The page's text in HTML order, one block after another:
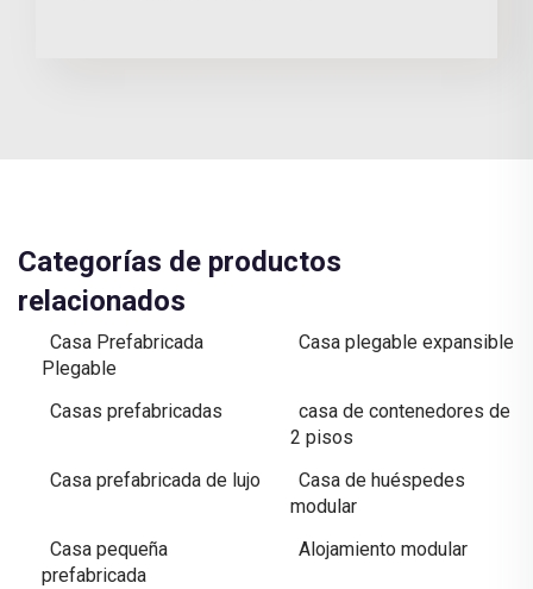
Categorías de productos
relacionados
Casa Prefabricada
Plegable
Casa plegable expansible
Casas prefabricadas
casa de contenedores de
2 pisos
Casa prefabricada de lujo
Casa de huéspedes
modular
Casa pequeña
prefabricada
Alojamiento modular